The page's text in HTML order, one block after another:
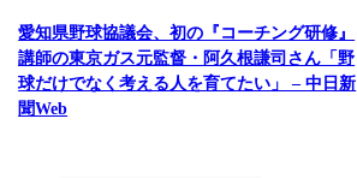
愛知県野球協議会、初の『コーチング研修』
講師の東京ガス元監督・阿久根謙司さん「野
球だけでなく考える人を育てたい」 – 中日新
聞Web